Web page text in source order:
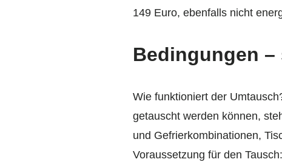
149 Euro, ebenfalls nicht
Bedingungen
Wie funktioniert der
getauscht werden können,
und Gefrierkombinationen,
Voraussetzung für den